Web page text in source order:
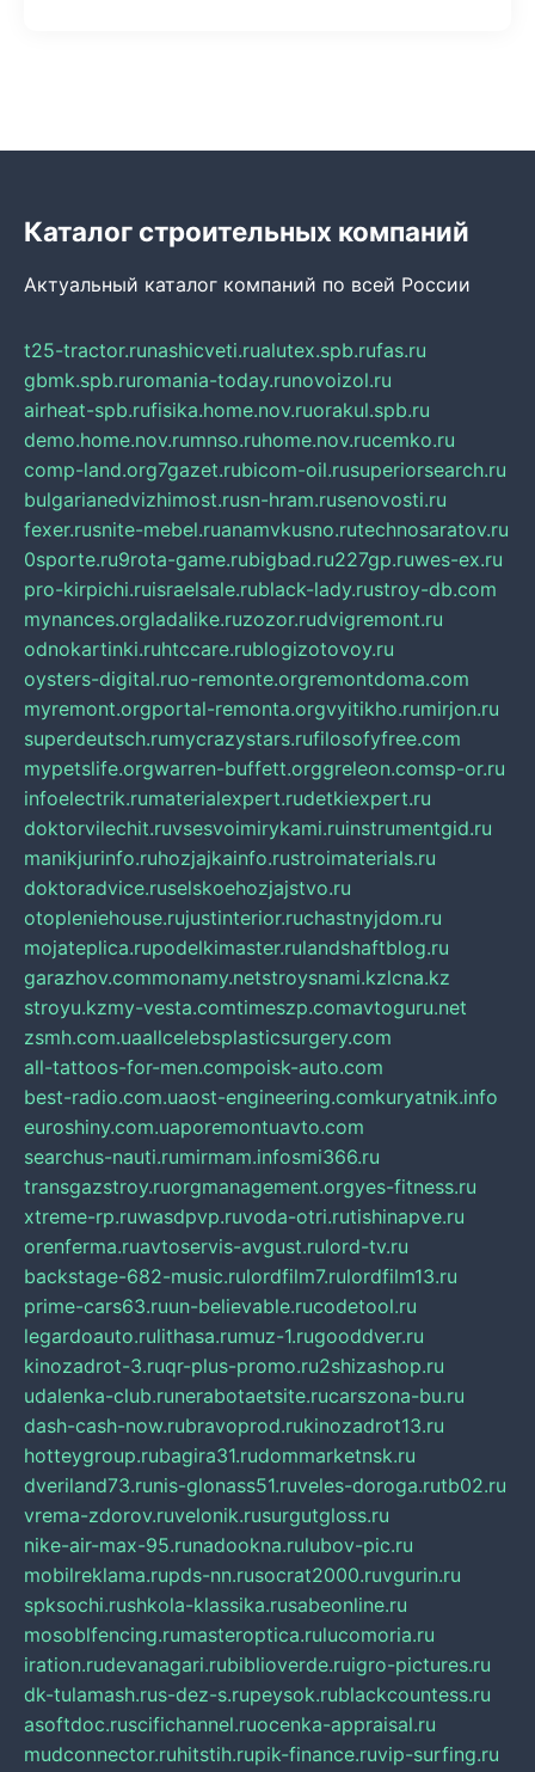
Каталог строительных компаний
Актуальный каталог компаний по всей России
t25-tractor.runashicveti.rualutex.spb.rufas.ru
gbmk.spb.ruromania-today.runovoizol.ru
airheat-spb.rufisika.home.nov.ruorakul.spb.ru
demo.home.nov.rumnso.ruhome.nov.rucemko.ru
comp-land.org7gazet.rubicom-oil.rusuperiorsearch.ru
bulgarianedvizhimost.rusn-hram.rusenovosti.ru
fexer.rusnite-mebel.ruanamvkusno.rutechnosaratov.ru
0sporte.ru9rota-game.rubigbad.ru227gp.ruwes-ex.ru
pro-kirpichi.ruisraelsale.rublack-lady.rustroy-db.com
mynances.orgladalike.ruzozor.rudvigremont.ru
odnokartinki.ruhtccare.rublogizotovoy.ru
oysters-digital.ruo-remonte.orgremontdoma.com
myremont.orgportal-remonta.orgvyitikho.rumirjon.ru
superdeutsch.rumycrazystars.rufilosofyfree.com
mypetslife.orgwarren-buffett.orggreleon.comsp-or.ru
infoelectrik.rumaterialexpert.rudetkiexpert.ru
doktorvilechit.ruvsesvoimirykami.ruinstrumentgid.ru
manikjurinfo.ruhozjajkainfo.rustroimaterials.ru
doktoradvice.ruselskoehozjajstvo.ru
otopleniehouse.rujustinterior.ruchastnyjdom.ru
mojateplica.rupodelkimaster.rulandshaftblog.ru
garazhov.commonamy.netstroysnami.kzlcna.kz
stroyu.kzmy-vesta.comtimeszp.comavtoguru.net
zsmh.com.uaallcelebsplasticsurgery.com
all-tattoos-for-men.compoisk-auto.com
best-radio.com.uaost-engineering.comkuryatnik.info
euroshiny.com.uaporemontuavto.com
searchus-nauti.rumirmam.infosmi366.ru
transgazstroy.ruorgmanagement.orgyes-fitness.ru
xtreme-rp.ruwasdpvp.ruvoda-otri.rutishinapve.ru
orenferma.ruavtoservis-avgust.rulord-tv.ru
backstage-682-music.rulordfilm7.rulordfilm13.ru
prime-cars63.ruun-believable.rucodetool.ru
legardoauto.rulithasa.rumuz-1.rugooddver.ru
kinozadrot-3.ruqr-plus-promo.ru2shizashop.ru
udalenka-club.runerabotaetsite.rucarszona-bu.ru
dash-cash-now.rubravoprod.rukinozadrot13.ru
hotteygroup.rubagira31.rudommarketnsk.ru
dveriland73.runis-glonass51.ruveles-doroga.rutb02.ru
vrema-zdorov.ruvelonik.rusurgutgloss.ru
nike-air-max-95.runadookna.rulubov-pic.ru
mobilreklama.rupds-nn.rusocrat2000.ruvgurin.ru
spksochi.rushkola-klassika.rusabeonline.ru
mosoblfencing.rumasteroptica.rulucomoria.ru
iration.rudevanagari.rubiblioverde.ruigro-pictures.ru
dk-tulamash.rus-dez-s.rupeysok.rublackcountess.ru
asoftdoc.ruscifichannel.ruocenka-appraisal.ru
mudconnector.ruhitstih.rupik-finance.ruvip-surfing.ru